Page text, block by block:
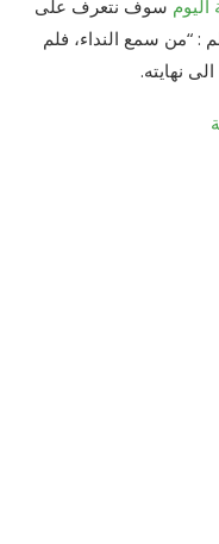
اليوم سوف نتعرف على
“من سمع النداء، فلم
نهايته.